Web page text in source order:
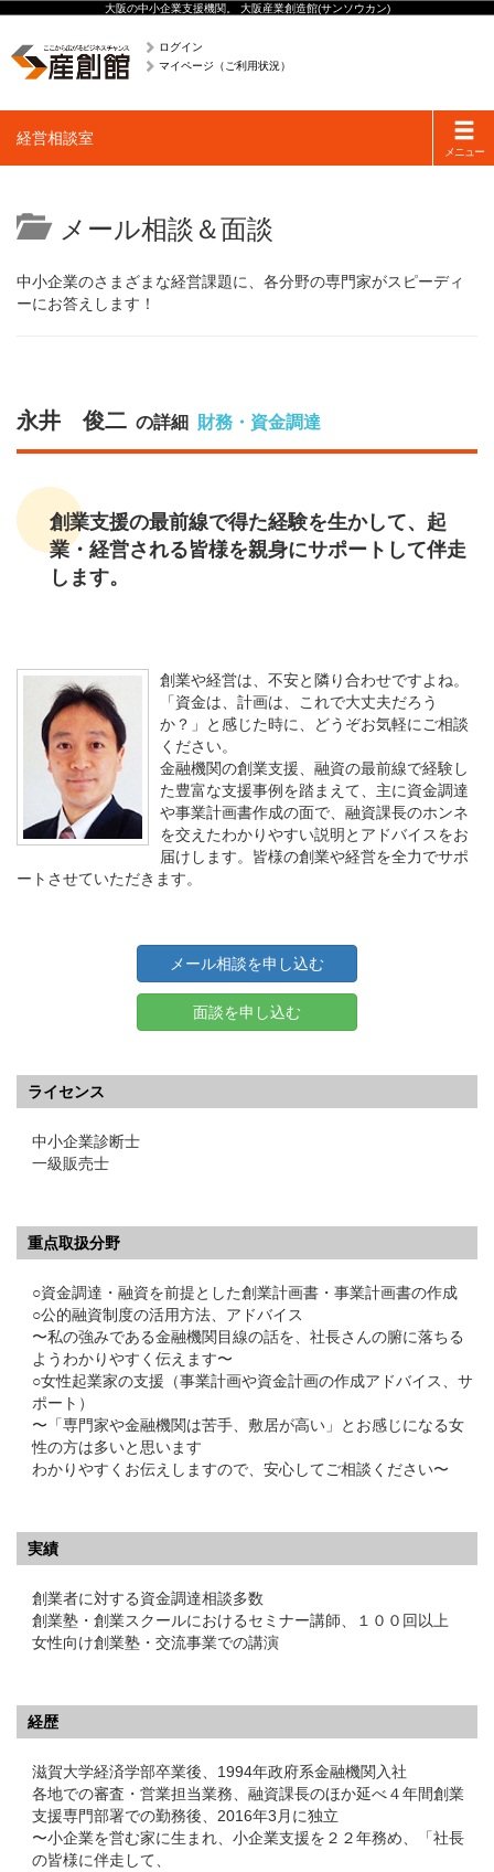
大阪の中小企業支援機関。 大阪産業創造館(サンソウカン)
ログイン
マイページ（ご利用状況）
Toggle
メニュー
経営相談室
メール相談＆面談
中小企業のさまざまな経営課題に、各分野の専門家がスピーディ
ーにお答えします！
永井 俊二 の詳細 財務・資金調達
創業支援の最前線で得た経験を生かして、起
業・経営される皆様を親身にサポートして伴走
します。
創業や経営は、不安と隣り合わせですよね。
「資金は、計画は、これで大丈夫だろう
か？」と感じた時に、どうぞお気軽にご相談
ください。
金融機関の創業支援、融資の最前線で経験し
た豊富な支援事例を踏まえて、主に資金調達
や事業計画書作成の面で、融資課長のホンネ
を交えたわかりやすい説明とアドバイスをお
届けします。皆様の創業や経営を全力でサポ
ートさせていただきます。
メール相談を申し込む
面談を申し込む
ライセンス
中小企業診断士
一級販売士
重点取扱分野
○資金調達・融資を前提とした創業計画書・事業計画書の作成
○公的融資制度の活用方法、アドバイス
〜私の強みである金融機関目線の話を、社長さんの腑に落ちる
ようわかりやすく伝えます〜
○女性起業家の支援（事業計画や資金計画の作成アドバイス、サ
ポート）
〜「専門家や金融機関は苦手、敷居が高い」とお感じになる女
性の方は多いと思います
わかりやすくお伝えしますので、安心してご相談ください〜
実績
創業者に対する資金調達相談多数
創業塾・創業スクールにおけるセミナー講師、１００回以上
女性向け創業塾・交流事業での講演
経歴
滋賀大学経済学部卒業後、1994年政府系金融機関入社
各地での審査・営業担当業務、融資課長のほか延べ４年間創業
支援専門部署での勤務後、2016年3月に独立
〜小企業を営む家に生まれ、小企業支援を２２年務め、「社長
の皆様に伴走して、